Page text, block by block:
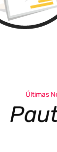
Últimas